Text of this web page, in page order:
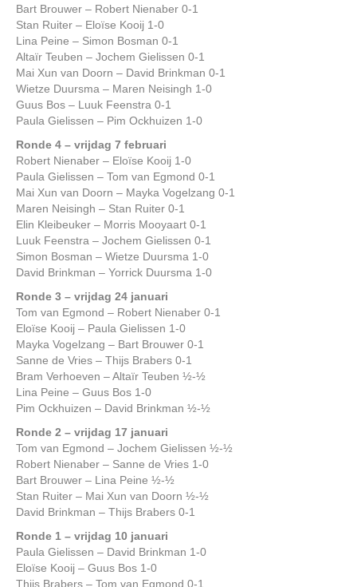
Bart Brouwer – Robert Nienaber 0-1
Stan Ruiter – Eloïse Kooij 1-0
Lina Peine – Simon Bosman 0-1
Altaïr Teuben – Jochem Gielissen 0-1
Mai Xun van Doorn – David Brinkman 0-1
Wietze Duursma – Maren Neisingh 1-0
Guus Bos – Luuk Feenstra 0-1
Paula Gielissen – Pim Ockhuizen 1-0
Ronde 4 – vrijdag 7 februari
Robert Nienaber – Eloïse Kooij 1-0
Paula Gielissen – Tom van Egmond 0-1
Mai Xun van Doorn – Mayka Vogelzang 0-1
Maren Neisingh – Stan Ruiter 0-1
Elin Kleibeuker – Morris Mooyaart 0-1
Luuk Feenstra – Jochem Gielissen 0-1
Simon Bosman – Wietze Duursma 1-0
David Brinkman – Yorrick Duursma 1-0
Ronde 3 – vrijdag 24 januari
Tom van Egmond – Robert Nienaber 0-1
Eloïse Kooij – Paula Gielissen 1-0
Mayka Vogelzang – Bart Brouwer 0-1
Sanne de Vries – Thijs Brabers 0-1
Bram Verhoeven – Altaïr Teuben ½-½
Lina Peine – Guus Bos 1-0
Pim Ockhuizen – David Brinkman ½-½
Ronde 2 – vrijdag 17 januari
Tom van Egmond – Jochem Gielissen ½-½
Robert Nienaber – Sanne de Vries 1-0
Bart Brouwer – Lina Peine ½-½
Stan Ruiter – Mai Xun van Doorn ½-½
David Brinkman – Thijs Brabers 0-1
Ronde 1 – vrijdag 10 januari
Paula Gielissen – David Brinkman 1-0
Eloïse Kooij – Guus Bos 1-0
Thijs Brabers – Tom van Egmond 0-1